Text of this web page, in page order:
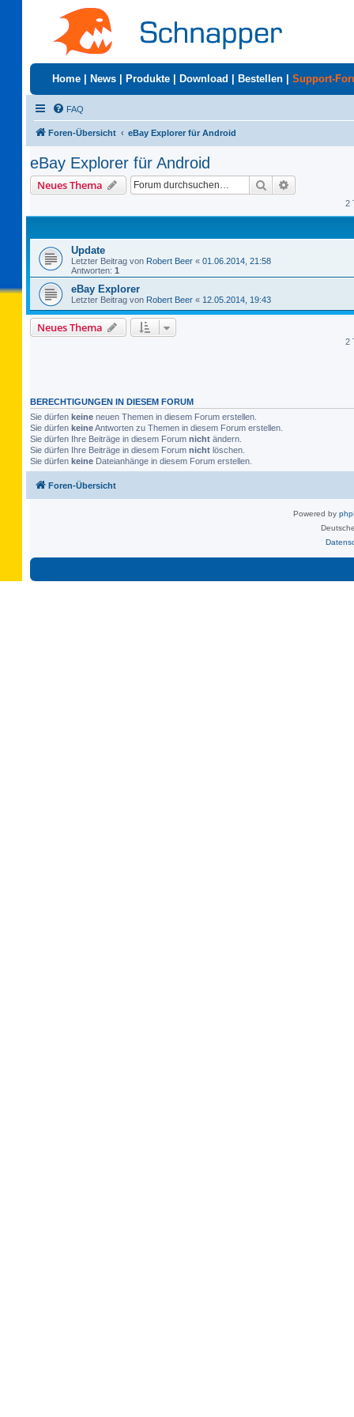
Home News Produkte Download Bestellen Support-
FAQ
Foren-Übersicht eBay Explorer für Android
eBay Explorer für Android
Neues Thema Suche
2
Update
Letzter Beitrag von Robert Beer « 01.06.2014, 21:58
Antworten: 1
eBay Explorer
Letzter Beitrag von Robert Beer « 12.05.2014, 19:43
Neues Thema
2
BERECHTIGUNGEN IN DIESEM FORUM
Sie dürfen keine neuen Themen in diesem Forum erstellen.
Sie dürfen keineAntworten zu Themen in diesem Forum erstellen.
Sie dürfen Ihre Beiträge in diesem Forum nicht ändern.
Sie dürfen Ihre Beiträge in diesem Forum nicht löschen.
Sie dürfen keine Dateianhänge in diesem Forum erstellen.
Foren-Übersicht
Powered by